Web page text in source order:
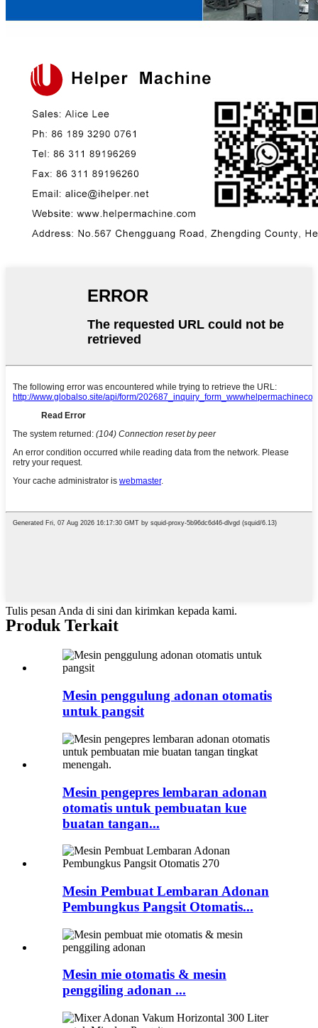
Tulis pesan Anda di sini dan kirimkan kepada kami.
Produk Terkait
Mesin penggulung adonan otomatis
untuk pangsit
Mesin pengepres lembaran adonan
otomatis untuk pembuatan kue
buatan tangan...
Mesin Pembuat Lembaran Adonan
Pembungkus Pangsit Otomatis...
Mesin mie otomatis & mesin
penggiling adonan ...